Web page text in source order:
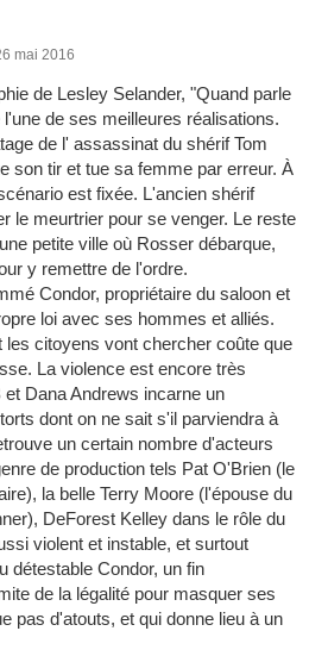
mai 2016
de Lesley Selander, "Quand parle
de ses meilleures réalisations.
de l' assassinat du shérif Tom
son tir et tue sa femme par erreur. À
est fixée. L'ancien shérif
le meurtrier pour se venger. Le reste
petite ville où Rosser débarque,
y remettre de l'ordre.
Condor, propriétaire du saloon et
loi avec ses hommes et alliés.
les citoyens vont chercher coûte que
La violence est encore très
Dana Andrews incarne un
dont on ne sait s'il parviendra à
un certain nombre d'acteurs
de production tels Pat O'Brien (le
la belle Terry Moore (l'épouse du
DeForest Kelley dans le rôle du
violent et instable, et surtout
détestable Condor, un fin
de la légalité pour masquer ses
pas d'atouts, et qui donne lieu à un